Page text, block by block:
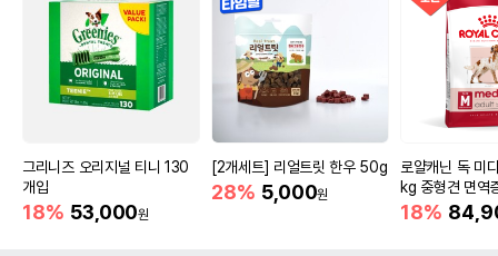
그리니즈 오리지널 티니 130
개입
18% 53,000원
[2개세트] 리얼트릿 한우 50g
28% 5,000원
로얄캐닌 독 미
kg 중형견 면역
18%